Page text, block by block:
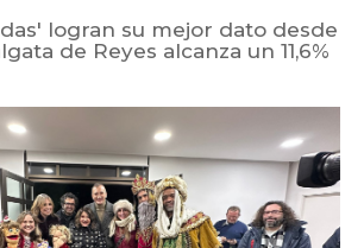
logran su mejor dato desde
de Reyes alcanza un 11,6%